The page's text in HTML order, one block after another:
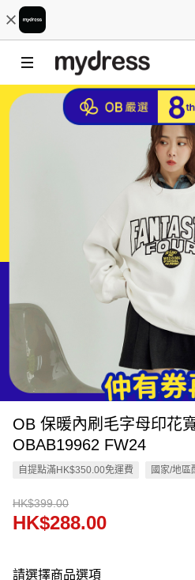
OB 保暖內刷毛字母印花
OBAB19962 FW24
自提點滿HK$350.00免運費 國家/地區
HK$399.00
HK$288.00
請選擇商品選項